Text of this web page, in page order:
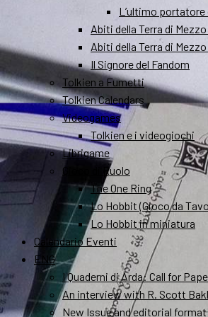
L’ultimo portatore
Abiti della Terra di
Abiti della Terra di
Il Signore del Fandom
Tolkien a Fumetti
Tolkien Calendars
Videogames
Tolkien e i videogiochi
Librigame
Gioco di Ruolo
The One Ring
Lo Hobbit (Gioco da
Lo Hobbit in miniatura
Calendario Eventi
ENG
I Quaderni di Arda: Call for
An interview with R. Scott
New Issue and editorial